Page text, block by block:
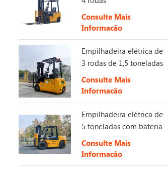
Consulte Mais
Informação
Empilhadeira elétrica de
3 rodas de 1,5 toneladas
Consulte Mais
Informação
Empilhadeira elétrica de
5 toneladas com bateria
de longa duração de
153V 230Ah.
Consulte Mais
Informação